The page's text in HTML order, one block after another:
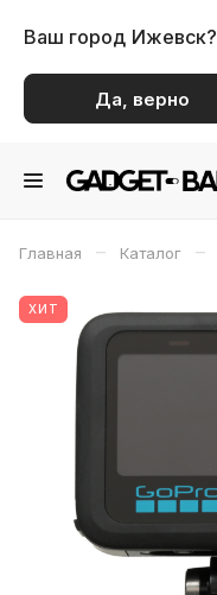
Ваш город Ижевск?
Да, верно
Главная – Каталог –
ХИТ